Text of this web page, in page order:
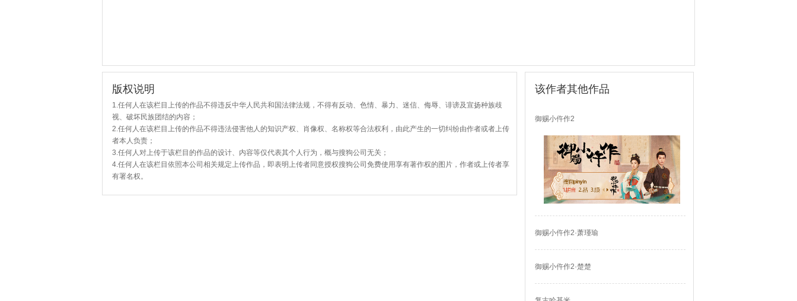
版权说明
1.任何人在该栏目上传的作品不得违反中华人民共和国法律法规，不得有反动、色情、暴力、迷信、侮辱、诽谤及宣扬种族歧
视、破坏民族团结的内容；
2.任何人在该栏目上传的作品不得违法侵害他人的知识产权、肖像权、名称权等合法权利，由此产生的一切纠纷由作者或者上传
者本人负责；
3.任何人对上传于该栏目的作品的设计、内容等仅代表其个人行为，概与搜狗公司无关；
4.任何人在该栏目依照本公司相关规定上传作品，即表明上传者同意授权搜狗公司免费使用享有著作权的图片，作者或上传者享
有署名权。
该作者其他作品
御赐小仵作2
御赐小仵作2·萧瑾瑜
御赐小仵作2·楚楚